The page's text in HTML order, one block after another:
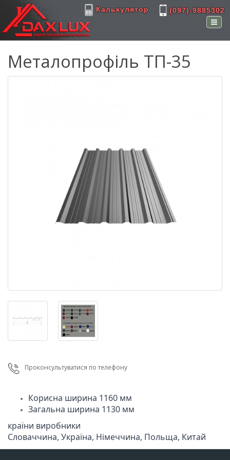
(097)-9885302
Калькулятор
Металопрофіль ТП-35
Проконсультуватися по телефону
Загальна ширина 1130 мм
країни виробники
Cловаччина, Україна, Німеччина, Польща, Китай